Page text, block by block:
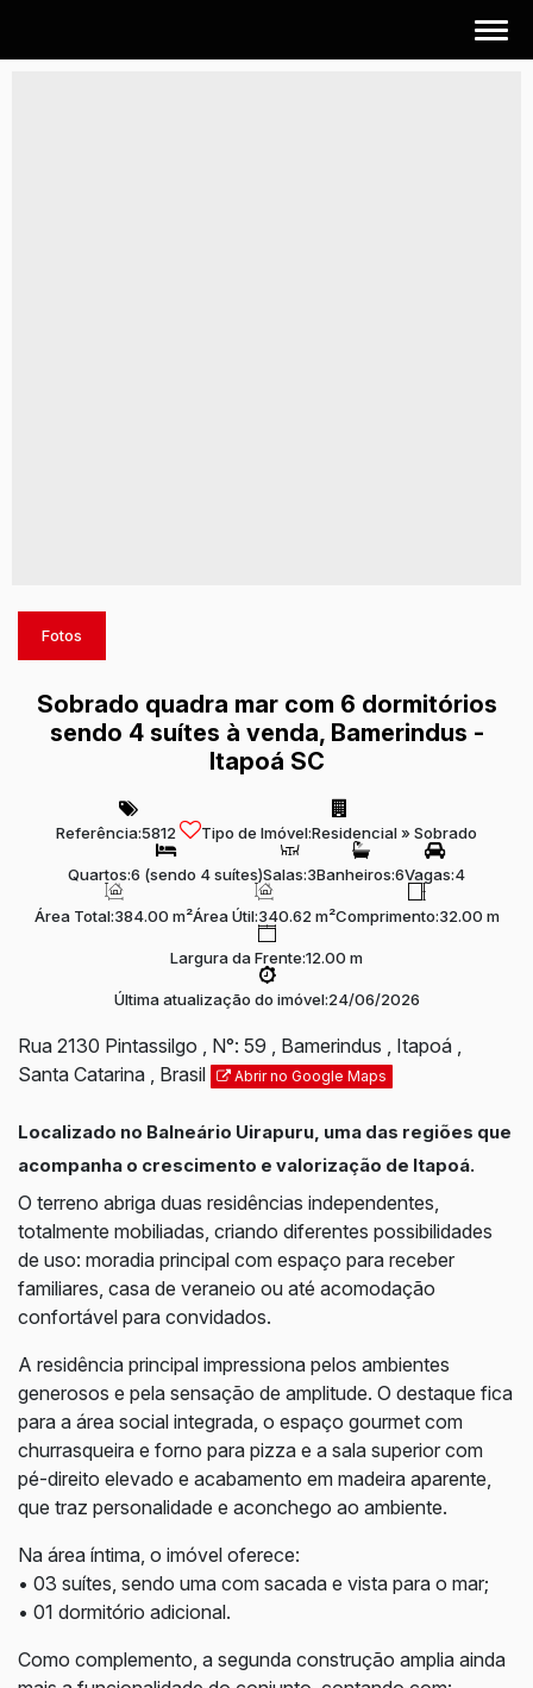
Fotos
Sobrado quadra mar com 6 dormitórios
sendo 4 suítes à venda, Bamerindus -
Itapoá SC
Referência:5812 Tipo de Imóvel:Residencial» Sobrado
Quartos:6 (sendo 4 suítes)Salas:3Banheiros:6Vagas:4
Área Total:384.00 m²Área Útil:340.62 m²Comprimento:32.00 m
Largura da Frente:12.00 m
Última atualização do imóvel:24/06/2026
Rua 2130 Pintassilgo , N°: 59 , Bamerindus , Itapoá ,
Santa Catarina , Brasil Abrir no Google Maps
Localizado no Balneário Uirapuru, uma das regiões que
acompanha o crescimento e valorização de Itapoá.
O terreno abriga duas residências independentes,
totalmente mobiliadas, criando diferentes possibilidades
de uso: moradia principal com espaço para receber
familiares, casa de veraneio ou até acomodação
confortável para convidados.
A residência principal impressiona pelos ambientes
generosos e pela sensação de amplitude. O destaque fica
para a área social integrada, o espaço gourmet com
churrasqueira e forno para pizza e a sala superior com
pé-direito elevado e acabamento em madeira aparente,
que traz personalidade e aconchego ao ambiente.
Na área íntima, o imóvel oferece:
• 03 suítes, sendo uma com sacada e vista para o mar;
• 01 dormitório adicional.
Como complemento, a segunda construção amplia ainda